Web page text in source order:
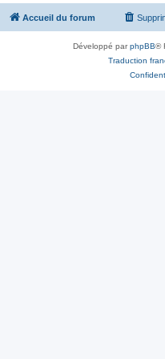
Accueil du forum
Développé parphpBB®
Traduction